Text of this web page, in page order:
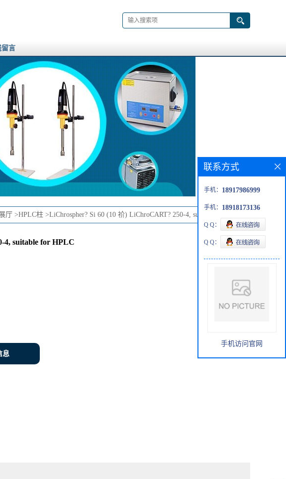
留言
厅 >HPLC柱 >LiChrospher? Si 60 (10 祄) LiChroCART? 250-4, suitable for HPLC
4, suitable for HPLC
息
联系方式
手机： 18917986999
手机： 18918173136
Q Q：
Q Q：
手机访问官网